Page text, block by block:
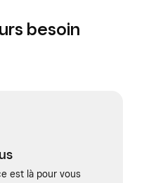
besoin
est là pour vous